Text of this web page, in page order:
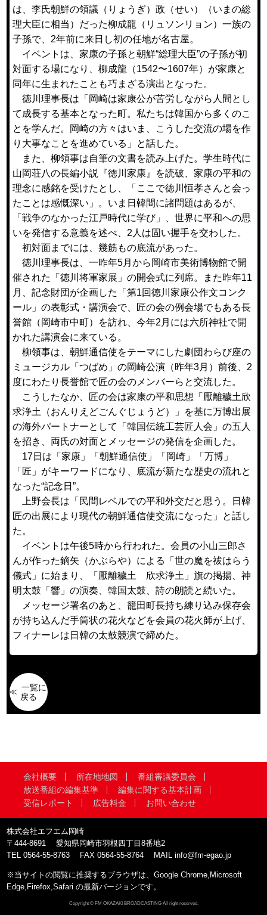
は、李氏朝鮮の領議（りょうぎ）政（せい）（いまの総
理大臣に相当）だった柳成龍（リュソンリョン）一族の
子孫で、2年前に来日し初の任地が名古屋。
イベントは、家康の子孫と朝鮮“総理大臣”の子孫が初
対面する場になり、柳成龍（1542〜1607年）が家康と
同年に生まれたことも巧まざる演出となった。
徳川理事長は「岡崎は家康公が苦労しながら人間とし
て成長する基本となった町。私たちは韓国から多くのこ
とを学んだ。岡崎の方々はいま、こうした交流の場を作
り大事なことを進めている」と話した。
また、柳領事は自筆の文書を読み上げた。学生時代に
山岡荘八の長編小説『徳川家康』を読破、家康の平和の
理念に感銘を受けたとし、「ここで徳川恒孝さんと会っ
たことは感慨深い」。いま日韓間に諸問題はあるが、
「戦争のなかった江戸時代に学び」、世界に平和への思
いを発信する意義を述べ、2人は固い握手を交わした。
初対面までには、幾筋もの底流があった。
徳川理事長は、一昨年5月から岡崎市美術博物館で開
催された「徳川将軍家展」の開会式に列席。また昨年11
月、記念財団が企画した「第1回徳川家康公作文コンク
ール」の表彰式・講演会で、匠の会の例会場でもある長
誉館（岡崎市中町）を訪れ、今年2月には六所神社で開
かれた講演会に来ている。
柳領事は、朝鮮通信使をテーマにした劇団わらび座の
ミュージカル「つばめ」の岡崎公演（昨年3月）前後、2
度にわたり長誉館で匠の会のメンバーらと交流した。
こうしたなか、匠の会は家康の平和思想「厭離穢土欣
求浄土（おんりえどごんぐじょうど）」を基に万博出展
の海外パートナーとして「韓国伝統工芸匠人会」の五人
を招き、両氏の対面とメッセージの発信を企画した。
17日は「家康」「朝鮮通信使」「岡崎」「万博」
「匠」がキーワードになり、底流が新たな歴史の流れと
なった“記念日”。
上野会長は「民間レベルでの平和外交だと思う。日韓
匠の出展により現代の朝鮮通信使交流になった」と話し
た。
イベントは午後5時から行われた。会員の小山三郎さ
んが作った鏑矢（かぶらや）による「世の魔を祓はらう
儀式」に始まり、「厭離穢土 欣求浄土」旗の掲揚、神
明太鼓「響」の演奏、韓国太鼓、詩の朗読と続いた。
メッセージ署名のあと、籠田町長持ち練り込み保存会
が持ち込んだ手筒状の花火などを会員の花火師が上げ、
フィナーレは日韓の太鼓競演で締めた。
一覧に
戻る
会社概要 所在地地図
番組審議委員会
放送番組の編集基準
編集に関する基本計画
受信レポート
広告料金 お問い合わせ
株式会社エフエム岡崎
〒444-8691
愛知県岡崎市羽根四丁目8番地2
TEL0564-55-8763 FAX 0564-55-8764 MAIL info@fm-egao.jp
※当サイトの閲覧に推奨するブラウザは、Google Chrome,Microsoft
Edge,Firefox,Safari の最新バージョンです。
Copyright © FM OKAZAKI BROADCASTING All right reserved.